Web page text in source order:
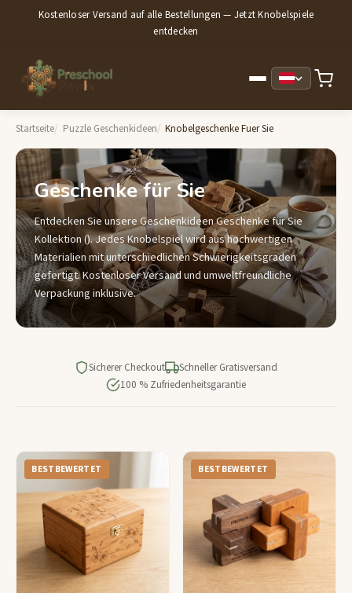
Kostenloser Versand auf alle Bestellungen — Jetzt Knobelspiele
entdecken
Startseite Puzzle Geschenkideen Knobelgeschenke Fuer Sie
Geschenke für Sie
Entdecken Sie unsere Geschenkideen Geschenke für Sie
Kollektion (). Jedes Knobelspiel wird aus hochwertigen
Materialien mit unterschiedlichen Schwierigkeitsgraden
gefertigt. Kostenloser Versand und umweltfreundliche
Verpackung inklusive.
Sicherer Checkout
Schneller Gratisversand
100 % Zufriedenheitsgarantie
BESTBEWERTET BESTBEWERTET